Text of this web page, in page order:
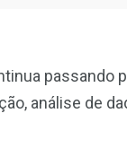
passando
análise de